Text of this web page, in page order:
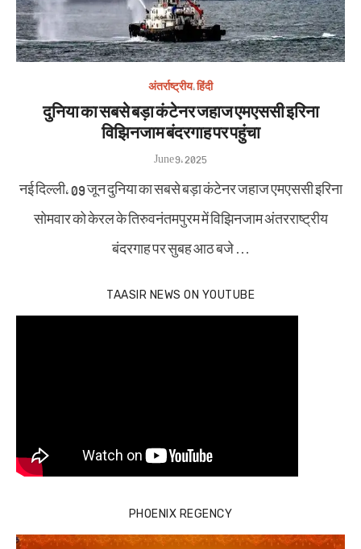
अंतर्राष्ट्रीय,हिंदी
दुनिया का सबसे बड़ा कंटेनर जहाज एमएससी इरिना
विझिनजाम बंदरगाह पर पहुंचा
Posted
on
June 9, 2025
नई दिल्ली, 09 जून दुनिया का सबसे बड़ा कंटेनर जहाज एमएससी इरिना
सोमवार को केरल के तिरुवनंतमपुरम में विझिनजाम अंतरराष्ट्रीय
बंदरगाह पर सुबह आठ बजे …
TAASIR NEWS ON YOUTUBE
PHOENIX REGENCY